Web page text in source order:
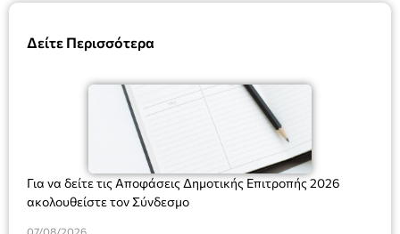
Δείτε Περισσότερα
Για να δείτε τις Αποφάσεις Δημοτικής Επιτροπής 2026
ακολουθείστε τον Σύνδεσμο
07/08/2026